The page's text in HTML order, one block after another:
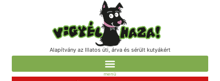
Alapítvány az Illatos úti, árva és sérült kutyákért
menü